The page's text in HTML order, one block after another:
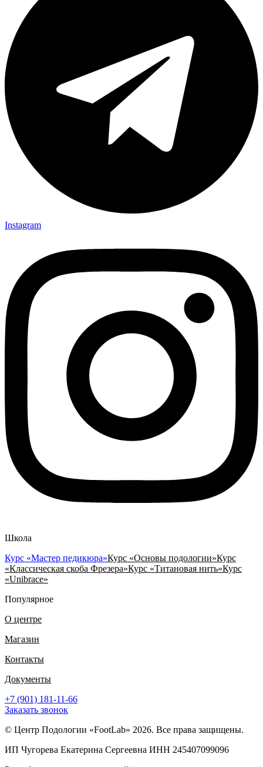
Instagram
Школа
Курс «Мастер педикюра»Курс «Основы подологии»Курс
«Классическая скоба Фрезера»Курс «Титановая нить»Курс
«Unibrace»
Популярное
О центре
Магазин
Контакты
Документы
+7 (901) 181-11-66
Заказать звонок
© Центр Подологии «FootLab» 2026. Все права защищены.
ИП Чугорева Екатерина Сергеевна ИНН 245407099096